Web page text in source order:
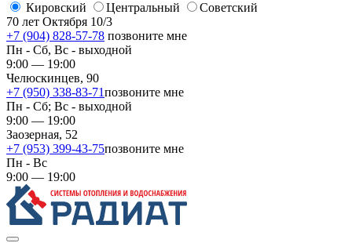
Кировский
​Центральный
​Советский
70 лет Октября 10/3
+7 (904) 828-57-78 позвоните мне
Пн - Сб, Вс - выходной
9:00 — 19:00
Челюскинцев, 90
+7 (950) 338-83-71позвоните мне
Пн - Сб; Вс - выходной
9:00 — 19:00
Заозерная, 52
+7 (953) 399-43-75позвоните мне
Пн - Вс
9:00 — 19:00